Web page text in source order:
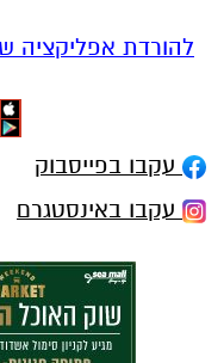
להורדת אפליקציה
עקבו בפייסבוק
עקבו באינסטגרם